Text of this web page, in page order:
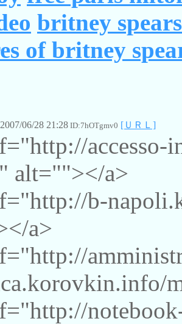
britney
of britney
2007/06/28 21:28 ID:7hOTgmv0 [ＵＲＬ]
alt=""></a>
b-
a>